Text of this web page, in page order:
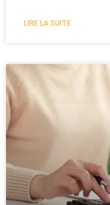
LIRE LA SUITE